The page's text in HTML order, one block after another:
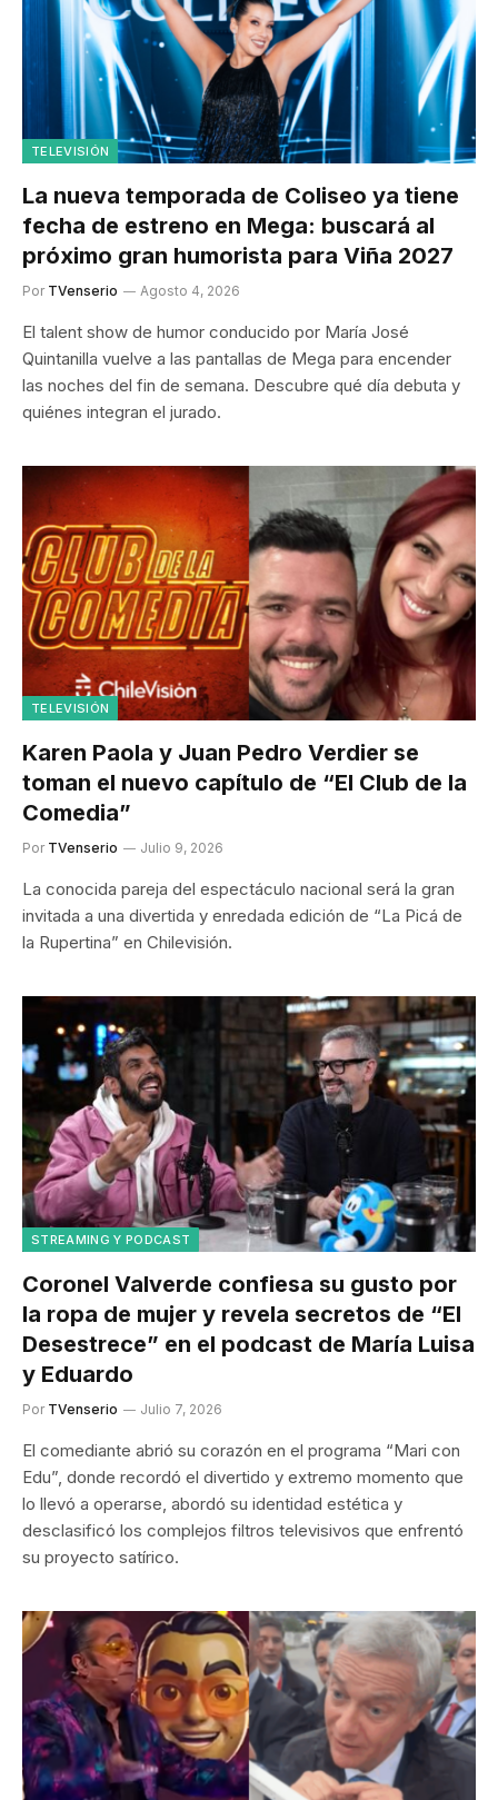
TELEVISIÓN
La nueva temporada de Coliseo ya tiene
fecha de estreno en Mega: buscará al
próximo gran humorista para Viña 2027
Por TVenserio Agosto 4, 2026
El talent show de humor conducido por María José
Quintanilla vuelve a las pantallas de Mega para encender
las noches del fin de semana. Descubre qué día debuta y
quiénes integran el jurado.
TELEVISIÓN
Karen Paola y Juan Pedro Verdier se
toman el nuevo capítulo de “El Club de la
Comedia”
Por TVenserio Julio 9, 2026
La conocida pareja del espectáculo nacional será la gran
invitada a una divertida y enredada edición de “La Picá de
la Rupertina” en Chilevisión.
STREAMING Y PODCAST
Coronel Valverde confiesa su gusto por
la ropa de mujer y revela secretos de “El
Desestrece” en el podcast de María Luisa
y Eduardo
Por TVenserio Julio 7, 2026
El comediante abrió su corazón en el programa “Mari con
Edu”, donde recordó el divertido y extremo momento que
lo llevó a operarse, abordó su identidad estética y
desclasificó los complejos filtros televisivos que enfrentó
su proyecto satírico.